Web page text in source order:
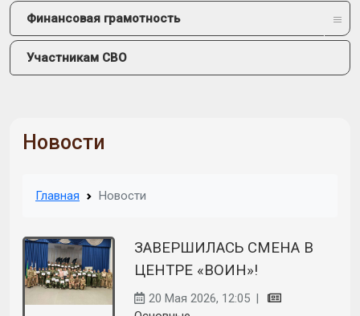
Финансовая грамотность
Участникам СВО
Новости
Главная Новости
ЗАВЕРШИЛАСЬ СМЕНА В
ЦЕНТРЕ «ВОИН»!
20 Мая 2026, 12:05 |